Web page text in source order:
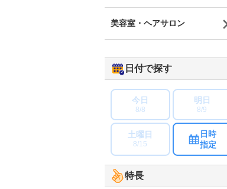
美容室・ヘアサロン
日付で探す
今日
8/8
明日
8/9
土曜日
8/15
日時
指定
特長